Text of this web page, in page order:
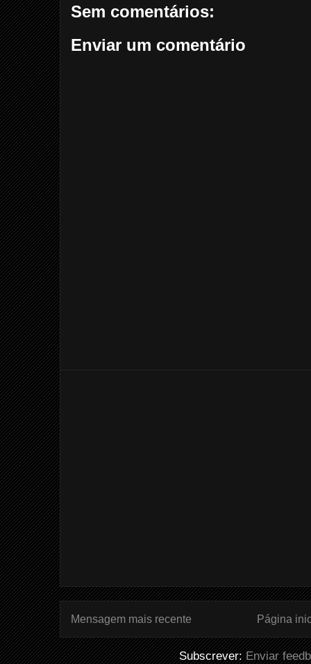
Sem comentários:
Enviar um comentário
Mensagem mais recente Página
Subscrever:Enviar